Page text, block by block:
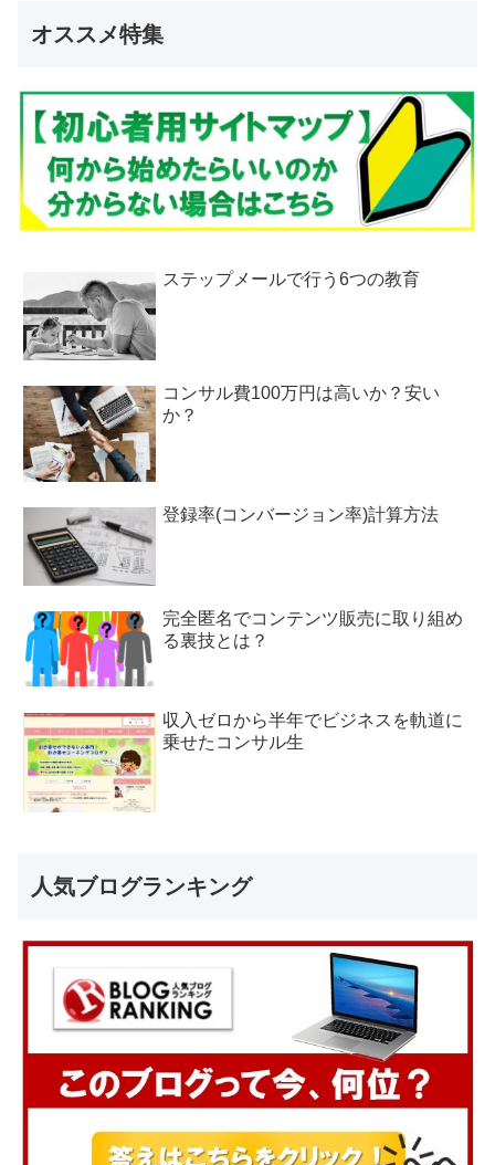
オススメ特集
ステップメールで行う6つの教育
コンサル費100万円は高いか？安い
か？
登録率(コンバージョン率)計算方法
完全匿名でコンテンツ販売に取り組め
る裏技とは？
収入ゼロから半年でビジネスを軌道に
乗せたコンサル生
人気ブログランキング